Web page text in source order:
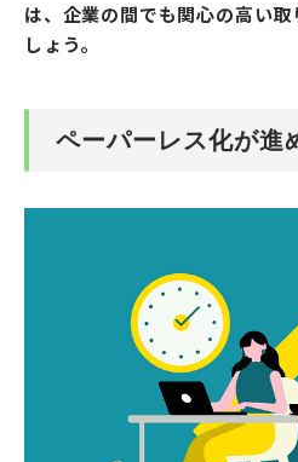
は、企業の間でも関心の高い
しょう。
ペーパーレス化が進